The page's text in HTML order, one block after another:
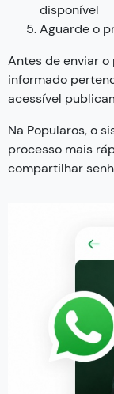
disponível
Aguarde o
Antes de enviar
informado
acessível
Na Popularos, o
processo mais
compartilhar